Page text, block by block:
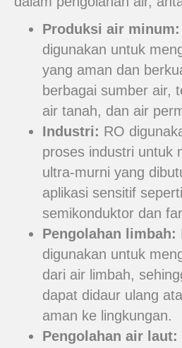
Produksi air minum:
digunakan untuk
yang aman dan
berbagai sumber air,
air tanah, dan air
Industri: RO
proses industri untuk
ultra-murni yang
aplikasi sensitif
semikonduktor dan
Pengolahan limbah:
digunakan untuk
dari air limbah,
dapat didaur ulang
aman ke lingkungan.
Pengolahan air laut: